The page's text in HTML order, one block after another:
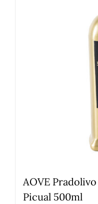
AOVE
Picual 500ml